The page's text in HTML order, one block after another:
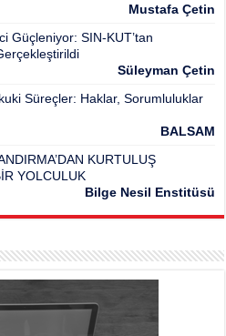
Mustafa Çetin
Güçleniyor: SIN-KUT’tan
Süleyman Çetin
Süreçler: Haklar, Sorumluluklar
BALSAM
KURTULUŞ
YOLCULUK
Bilge Nesil Enstitüsü